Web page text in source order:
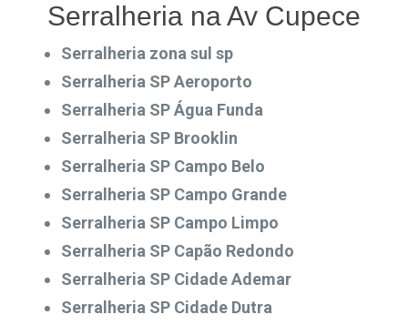
Serralheria na Av Cupece
Serralheria zona sul sp
Serralheria SP Aeroporto
Serralheria SP Água Funda
Serralheria SP Brooklin
Serralheria SP Campo Belo
Serralheria SP Campo Grande
Serralheria SP Campo Limpo
Serralheria SP Capão Redondo
Serralheria SP Cidade Ademar
Serralheria SP Cidade Dutra